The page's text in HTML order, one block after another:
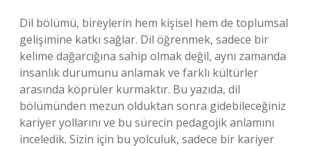
Dil bölümü, bireylerin hem kişisel hem de toplumsal
gelişimine katkı sağlar. Dil öğrenmek, sadece bir
kelime dağarcığına sahip olmak değil, aynı zamanda
insanlık durumunu anlamak ve farklı kültürler
arasında köprüler kurmaktır. Bu yazıda, dil
bölümünden mezun olduktan sonra gidebileceğiniz
kariyer yollarını ve bu sürecin pedagojik anlamını
inceledik. Sizin için bu yolculuk, sadece bir kariyer